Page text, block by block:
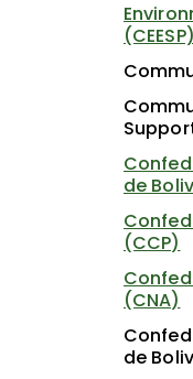
(CEESP)
de
(CCP)
(CNA)
de